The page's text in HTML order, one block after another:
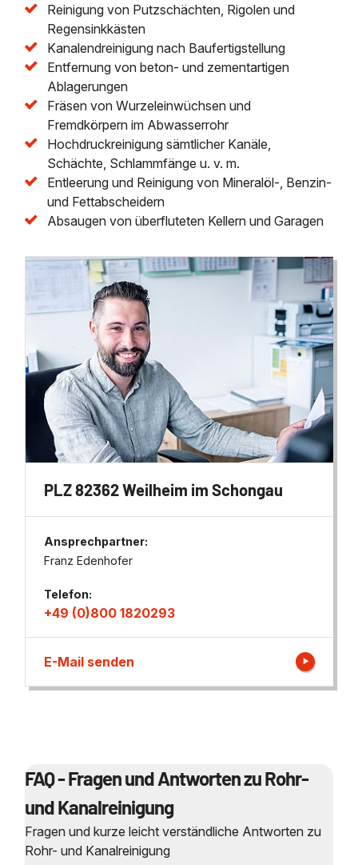
Reinigung von Putzschächten, Rigolen und
Regensinkkästen
Kanalendreinigung nach Baufertigstellung
Entfernung von beton- und zementartigen
Ablagerungen
Fräsen von Wurzeleinwüchsen und
Fremdkörpern im Abwasserrohr
Hochdruckreinigung sämtlicher Kanäle,
Schächte, Schlammfänge u. v. m.
Entleerung und Reinigung von Mineralöl-, Benzin-
und Fettabscheidern
Absaugen von überfluteten Kellern und Garagen
PLZ 82362 Weilheim im Schongau
Ansprechpartner:
Franz Edenhofer
Telefon:
+49 (0)800 1820293
E-Mail senden
FAQ - Fragen und Antworten zu Rohr-
und Kanalreinigung
Fragen und kurze leicht verständliche Antworten zu
Rohr- und Kanalreinigung